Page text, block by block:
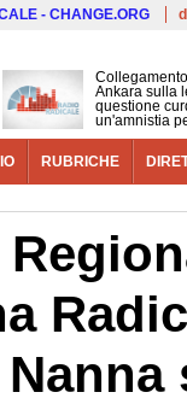
- CHANGE.ORG
Ankara sulla
questione
un'amnistia
RUBRICHE